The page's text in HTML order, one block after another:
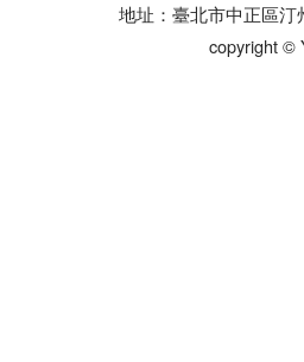
地址：臺北市中正區汀
copyright ©